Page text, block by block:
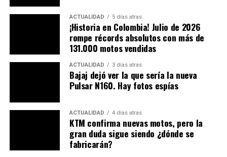
este tipo.
Detalles de Hero XPulse 200 Fi
ACTUALIDAD 5 días atras
¡Historia en Colombia! Julio de 2026
rompe récords absolutos con más de
131.000 motos vendidas
ACTUALIDAD 3 días atras
Bajaj dejó ver la que sería la nueva
Pulsar N160. Hay fotos espías
ACTUALIDAD 4 días atras
KTM confirma nuevas motos, pero la
gran duda sigue siendo ¿dónde se
fabricarán?